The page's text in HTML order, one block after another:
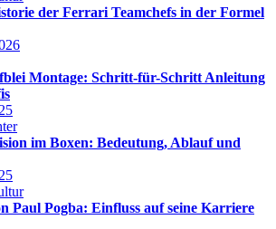
der Ferrari Teamchefs in der Formel
Montage: Schritt-für-Schritt Anleitung
im Boxen: Bedeutung, Ablauf und
Paul Pogba: Einfluss auf seine Karriere